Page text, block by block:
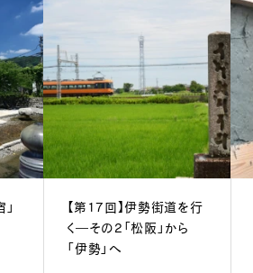
【第17回】伊勢街道を行
く―その2「松阪」から
「伊勢」へ